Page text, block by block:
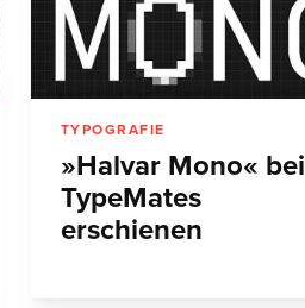
TYPOGRAFIE
»Halvar Mono« bei
TypeMates
erschienen